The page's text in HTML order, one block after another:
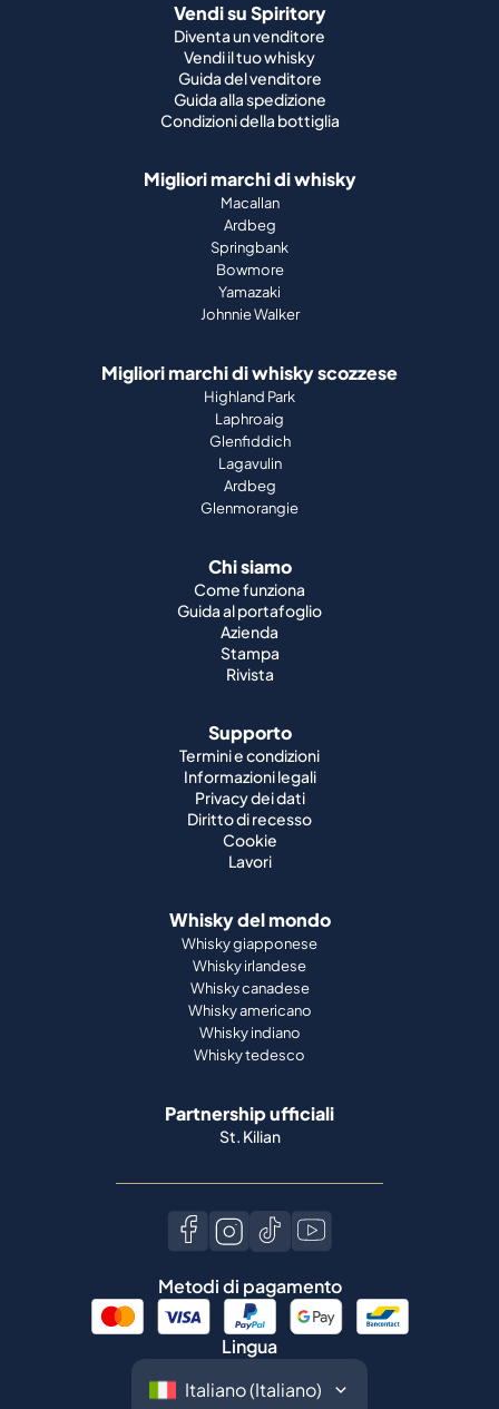
Vendi su Spiritory
Diventa un venditore
Vendi il tuo whisky
Guida del venditore
Guida alla spedizione
Condizioni della bottiglia
Migliori marchi di whisky
Macallan
Ardbeg
Springbank
Bowmore
Yamazaki
Johnnie Walker
Migliori marchi di whisky scozzese
Highland Park
Laphroaig
Glenfiddich
Lagavulin
Ardbeg
Glenmorangie
Chi siamo
Come funziona
Guida al portafoglio
Azienda
Stampa
Rivista
Supporto
Termini e condizioni
Informazioni legali
Privacy dei dati
Diritto di recesso
Cookie
Lavori
Whisky del mondo
Whisky giapponese
Whisky irlandese
Whisky canadese
Whisky americano
Whisky indiano
Whisky tedesco
Partnership ufficiali
St. Kilian
Metodi di pagamento
Lingua